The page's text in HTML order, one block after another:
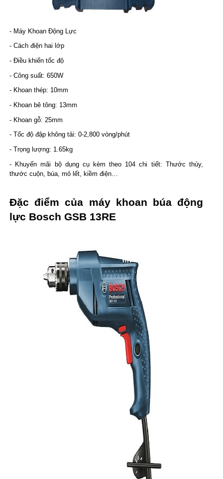
- Máy Khoan Động Lực
- Cách điện hai lớp
- Điều khiển tốc độ
- Công suất: 650W
- Khoan thép: 10mm
- Khoan bê tông: 13mm
- Khoan gỗ: 25mm
- Tốc độ đập không tải: 0-2,800 vòng/phút
- Trọng lượng: 1.65kg
- Khuyến mãi bộ dụng cụ kèm theo 104 chi tiết: Thước thủy,
thước cuộn, búa, mỏ lết, kiềm điện…
Đặc điểm của máy khoan búa động
lực Bosch GSB 13RE